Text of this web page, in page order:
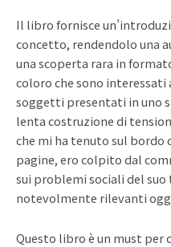
Il libro fornisce
concetto, rendendolo una
una scoperta rara in
coloro che sono interessati
soggetti presentati in uno
lenta costruzione di
che mi ha tenuto sul bordo
pagine, ero colpito dal
sui problemi sociali del
notevolmente rilevanti
Questo libro è un must per